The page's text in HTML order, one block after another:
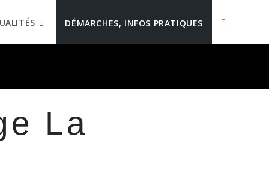
DÉMARCHES, INFOS PRATIQUES
La